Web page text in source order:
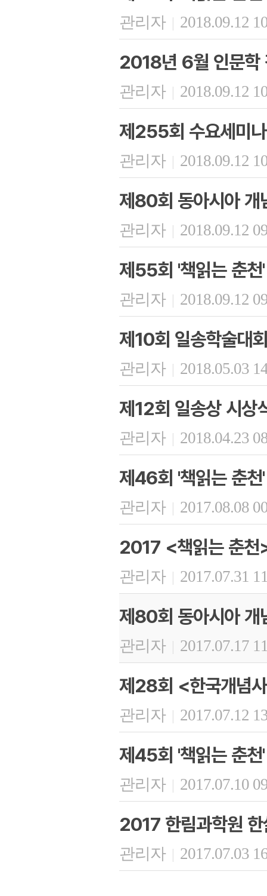
관리자 | 2018.09.12
2018년 6월 인문학
관리자 | 2018.09.12
제255회 수요세미나
관리자 | 2018.09.12
제80회 동아시아 개
관리자 | 2018.09.12
제55회 '책읽는 춘천'
관리자 | 2018.09.12
제10회 일송학술대
관리자 | 2018.05.03
제12회 일송상 시상
관리자 | 2018.04.23
제46회 '책읽는 춘천'
관리자 | 2017.08.08
2017 <책읽는 춘천
관리자 | 2017.07.31
제80회 동아시아 개
관리자 | 2017.07.17
제28회 <한국개념
관리자 | 2017.07.12
제45회 '책읽는 춘천'
관리자 | 2017.07.10
2017 한림과학원
관리자 | 2017.07.03